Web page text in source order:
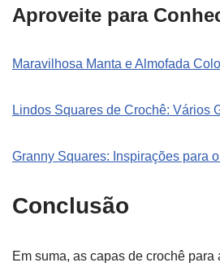
Aproveite para
Maravilhosa Manta e Almofada
Lindos Squares de Crochê: Vários
Granny Squares: Inspirações para
Conclusão
Em suma, as capas de crochê